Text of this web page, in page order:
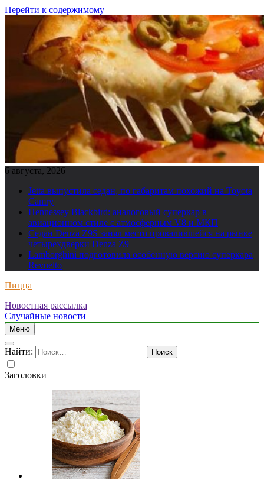
Перейти к содержимому
6 августа, 2026
Jetta выпустила седан, по габаритам похожий на Toyota
Camry
Hennessey Blackbird: аналоговый суперкар в
авиационном стиле с атмосферным V8 и МКП
Седан Denza Z9S занял место провалившейся на рынке
четырехдверки Denza Z9
Lamborghini подготовила особенную версию суперкара
Revuelto
Пицца
Новостная рассылка
Случайные новости
Меню
Найти:
Заголовки